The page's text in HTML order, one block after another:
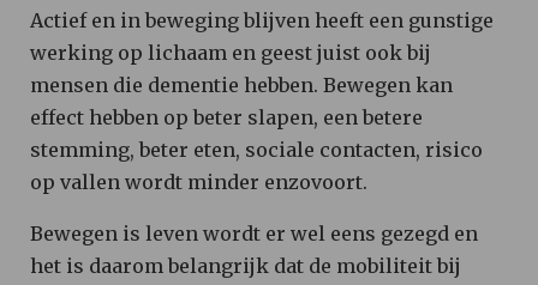
Actief en in beweging blijven heeft een gunstige
werking op lichaam en geest juist ook bij
mensen die dementie hebben. Bewegen kan
effect hebben op beter slapen, een betere
stemming, beter eten, sociale contacten, risico
op vallen wordt minder enzovoort.
Bewegen is leven wordt er wel eens gezegd en
het is daarom belangrijk dat de mobiliteit bij